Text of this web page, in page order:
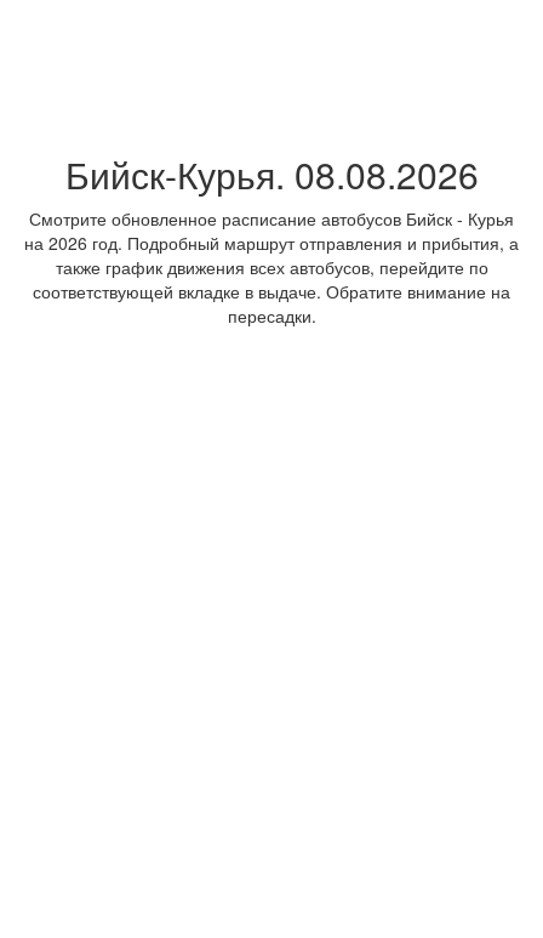
Бийск-Курья. 08.08.2026
Смотрите обновленное расписание автобусов Бийск - Курья
на 2026 год. Подробный маршрут отправления и прибытия, а
также график движения всех автобусов, перейдите по
соответствующей вкладке в выдаче. Обратите внимание на
пересадки.